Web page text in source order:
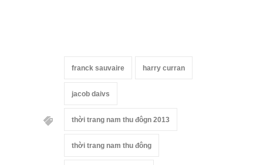
franck sauvaire harry curran
jacob daivs
thời trang nam thu đôgn 2013
thời trang nam thu đông